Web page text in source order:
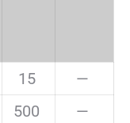
15
—
500
—